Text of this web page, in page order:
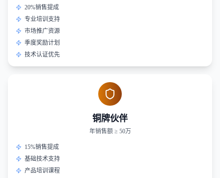
20%销售提成
专业培训支持
市场推广资源
季度奖励计划
技术认证优先
铜牌伙伴
年销售额 ≥ 50万
15%销售提成
基础技术支持
产品培训课程